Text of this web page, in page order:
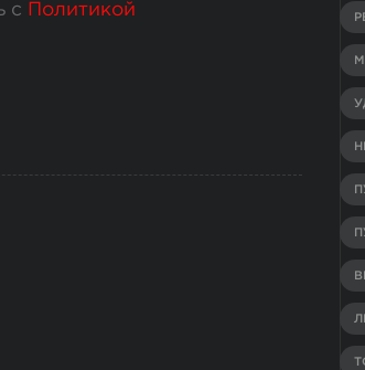
с
Политикой